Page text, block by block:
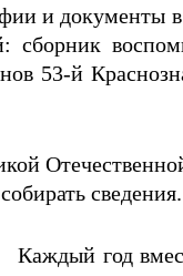
и документы
53-й
сведения.
Каждый год